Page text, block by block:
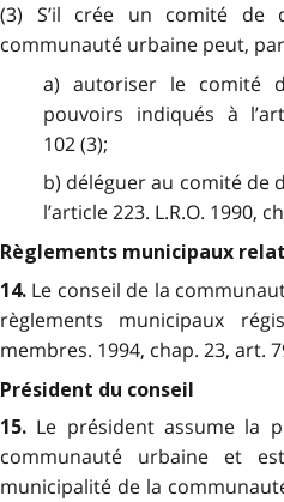
(3) S’il crée un comité de
communauté urbaine peut,
a) autoriser le comité
pouvoirs indiqués à
102 (3);
b) déléguer au comité de
l’article 223. L.R.O. 1990,
Règlements municipaux
14. Le conseil de la
règlements municipaux
membres. 1994, chap. 23, art.
Président du conseil
15. Le président assume la
communauté urbaine et
municipalité de la